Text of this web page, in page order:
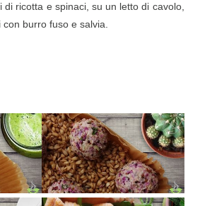
di ricotta e spinaci, su un letto di cavolo,
burro fuso e salvia.